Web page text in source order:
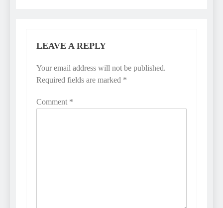
LEAVE A REPLY
Your email address will not be published.
Required fields are marked *
Comment *